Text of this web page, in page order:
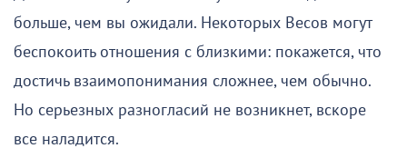
больше, чем вы ожидали. Некоторых Весов могут
беспокоить отношения с близкими: покажется, что
достичь взаимопонимания сложнее, чем обычно.
Но серьезных разногласий не возникнет, вскоре
все наладится.